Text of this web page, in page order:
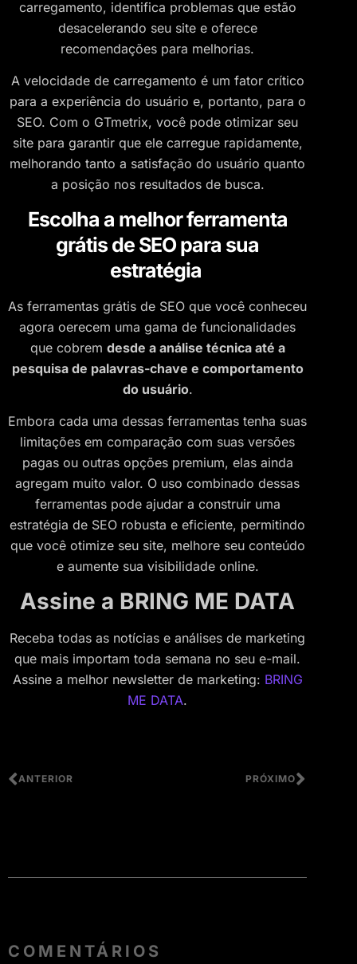
carregamento, identifica problemas que estão
desacelerando seu site e oferece
recomendações para melhorias.
A velocidade de carregamento é um fator crítico
para a experiência do usuário e, portanto, para o
SEO. Com o GTmetrix, você pode otimizar seu
site para garantir que ele carregue rapidamente,
melhorando tanto a satisfação do usuário quanto
a posição nos resultados de busca.
Escolha a melhor ferramenta
grátis de SEO para sua
estratégia
As ferramentas grátis de SEO que você conheceu
agora oerecem uma gama de funcionalidades
que cobrem desde a análise técnica até a
pesquisa de palavras-chave e comportamento
do usuário.
Embora cada uma dessas ferramentas tenha suas
limitações em comparação com suas versões
pagas ou outras opções premium, elas ainda
agregam muito valor. O uso combinado dessas
ferramentas pode ajudar a construir uma
estratégia de SEO robusta e eficiente, permitindo
que você otimize seu site, melhore seu conteúdo
e aumente sua visibilidade online.
Assine a BRING ME DATA
Receba todas as notícias e análises de marketing
que mais importam toda semana no seu e-mail.
Assine a melhor newsletter de marketing: BRING
ME DATA.
ANTERIOR PRÓXIMO
COMENTÁRIOS